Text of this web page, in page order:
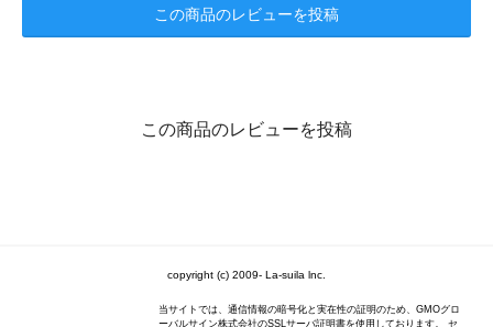
この商品のレビューを投稿
この商品のレビューを投稿
copyright (c) 2009- La-suila lnc.
当サイトでは、通信情報の暗号化と実在性の証明のため、GMOグロ
ーバルサイン株式会社のSSLサーバ証明書を使用しております。 セ